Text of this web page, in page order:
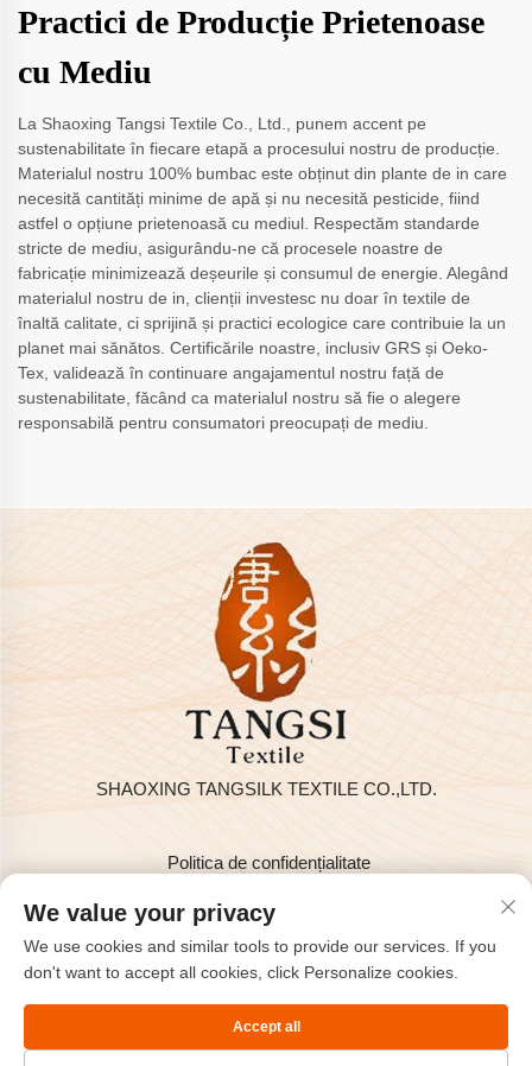
Practici de Producție Prietenoase
cu Mediu
La Shaoxing Tangsi Textile Co., Ltd., punem accent pe
sustenabilitate în fiecare etapă a procesului nostru de producție.
Materialul nostru 100% bumbac este obținut din plante de in care
necesită cantități minime de apă și nu necesită pesticide, fiind
astfel o opțiune prietenoasă cu mediul. Respectăm standarde
stricte de mediu, asigurându-ne că procesele noastre de
fabricație minimizează deșeurile și consumul de energie. Alegând
materialul nostru de in, clienții investesc nu doar în textile de
înaltă calitate, ci sprijină și practici ecologice care contribuie la un
planet mai sănătos. Certificările noastre, inclusiv GRS și Oeko-
Tex, validează în continuare angajamentul nostru față de
sustenabilitate, făcând ca materialul nostru să fie o alegere
responsabilă pentru consumatori preocupați de mediu.
SHAOXING TANGSILK TEXTILE CO.,LTD.
Politica de confidențialitate
Drepturi de autor © 2025 de SHAOXING TANGSILK TEXTILE
CO.,LTD
Contactați-ne
Address: Rm801, 8F, Haizhou International, Keqiao, Shaoxing,
Zhejiang, China.
We value your privacy
We use cookies and similar tools to provide our services. If you
don't want to accept all cookies, click Personalize cookies.
Accept all